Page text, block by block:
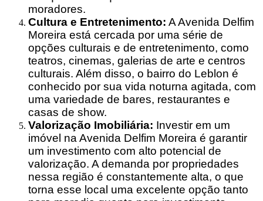
moradores.
Cultura e Entretenimento: A Avenida Delfim
Moreira está cercada por uma série de
opções culturais e de entretenimento, como
teatros, cinemas, galerias de arte e centros
culturais. Além disso, o bairro do Leblon é
conhecido por sua vida noturna agitada, com
uma variedade de bares, restaurantes e
casas de show.
Valorização Imobiliária: Investir em um
imóvel na Avenida Delfim Moreira é garantir
um investimento com alto potencial de
valorização. A demanda por propriedades
nessa região é constantemente alta, o que
torna esse local uma excelente opção tanto